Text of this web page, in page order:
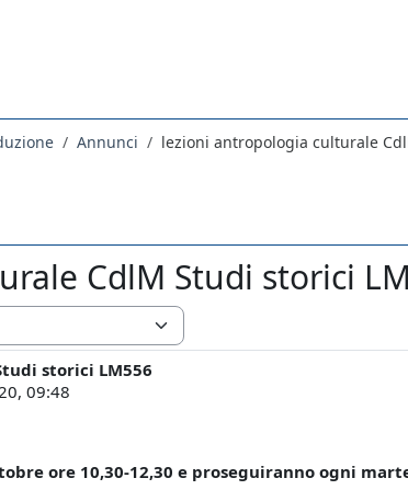
Annunci lezioni antropologia culturale
CdlM Studi storici
storici LM556
09:48
ore 10,30-12,30 e proseguiranno ogni